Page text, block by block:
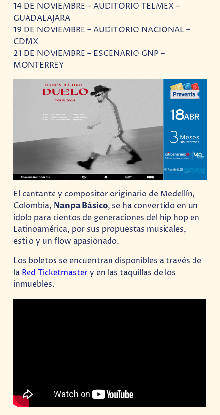
14 DE NOVIEMBRE – AUDITORIO TELMEX –
GUADALAJARA
19 DE NOVIEMBRE – AUDITORIO NACIONAL –
CDMX
21 DE NOVIEMBRE – ESCENARIO GNP –
MONTERREY
El cantante y compositor originario de Medellín,
Colombia, Nanpa Básico, se ha convertido en un
ídolo para cientos de generaciones del hip hop en
Latinoamérica, por sus propuestas musicales,
estilo y un flow apasionado.
Los boletos se encuentran disponibles a través de
la Red Ticketmastery en las taquillas de los
inmuebles.